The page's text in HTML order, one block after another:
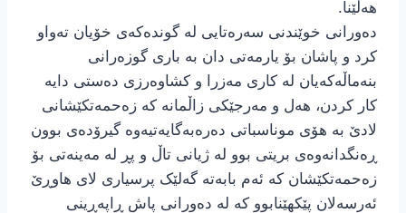
هەڵێنا.
دەورانی خوێندنی سەرەتایی لە گوندەکەی خۆیان تەواو
کرد و پاشان بۆ یارمەتی دان بە باری گوزەرانی
بنەماڵەکەیان لە کاری مەزرا و کشاوەرزی دەستی دایە
کار کردن، هەل و مەرجێکی زاڵمانە کە زەحمەتکێشانی
لادێ بە هۆی موناسباتی دەرەبەگایەتیەوە گیرۆدەی بوون
ڕەنگدانەوەی بریتی بوو لە ژیانی تاڵ و پڕ لە مەینەتی بۆ
زەحمەتکێشان کە ئەم بابەتە گەلێک پرسیاری لای هاوڕێ
ئەرسەلان پێکهێنابوو کە لە دەورانی پاش ڕاپەڕینی